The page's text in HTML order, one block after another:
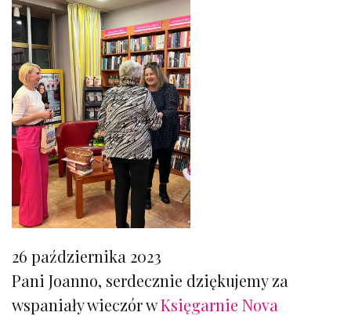
26 października 2023
Pani Joanno, serdecznie dziękujemy za
wspaniały wieczór wKsięgarnie Nova